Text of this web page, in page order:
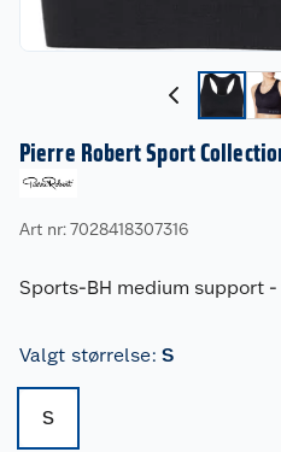
Pierre Robert Sport
Art nr: 7028418307316
Sports-BH medium support -
Valgt størrelse: S
S